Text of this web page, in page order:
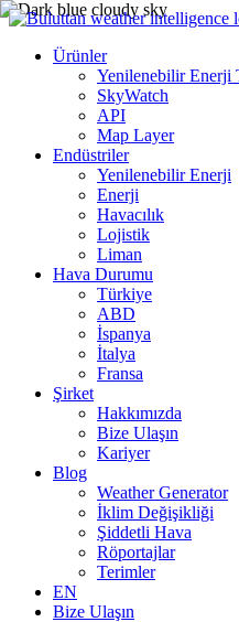
Ürünler
Yenilenebilir Enerji
SkyWatch
API
Map Layer
Endüstriler
Yenilenebilir Enerji
Enerji
Havacılık
Lojistik
Liman
Hava Durumu
Türkiye
ABD
İspanya
İtalya
Fransa
Şirket
Hakkımızda
Bize Ulaşın
Kariyer
Blog
Weather Generator
İklim Değişikliği
Şiddetli Hava
Röportajlar
Terimler
EN
Bize Ulaşın